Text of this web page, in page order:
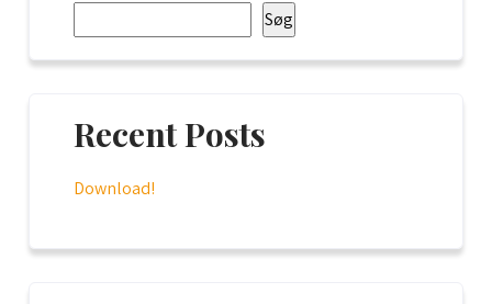
Søg
Recent Posts
Download!